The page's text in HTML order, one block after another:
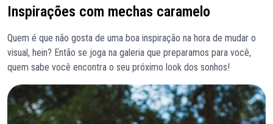
Inspirações com mechas caramelo
Quem é que não gosta de uma boa inspiração na hora de mudar o
visual, hein? Então se joga na galeria que preparamos para você,
quem sabe você encontra o seu próximo look dos sonhos!